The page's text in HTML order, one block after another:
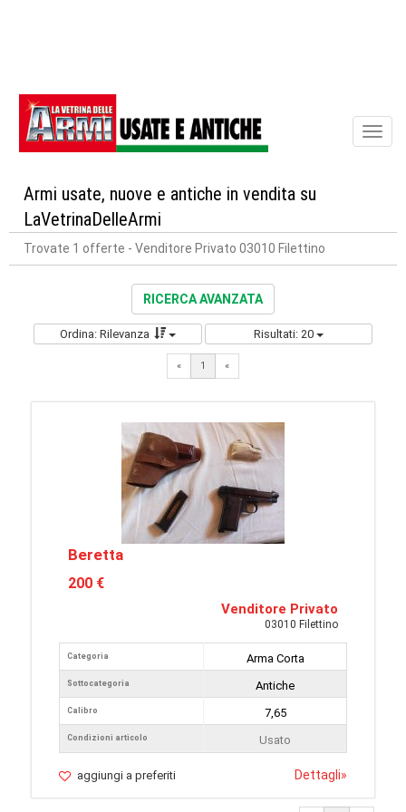
Armi usate, nuove e antiche in vendita su
LaVetrinaDelleArmi
Trovate 1 offerte - Venditore Privato 03010 Filettino
RICERCA AVANZATA
Ordina: Rilevanza Risultati: 20
« 1 «
Beretta
200 €
Venditore Privato
03010 Filettino
Categoria
Sottocategoria
Calibro
Condizioni articolo
Arma Corta
Antiche
7,65
Usato
aggiungi a preferiti Dettagli»